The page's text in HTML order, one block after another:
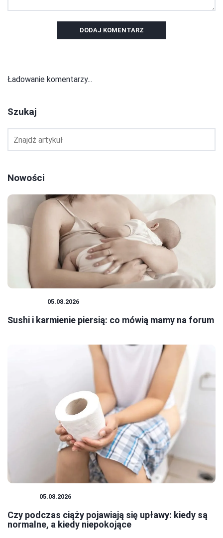
DODAJ KOMENTARZ
Ładowanie komentarzy...
Szukaj
Nowości
05.08.2026
Sushi i karmienie piersią: co mówią mamy na forum
05.08.2026
Czy podczas ciąży pojawiają się upławy: kiedy są
normalne, a kiedy niepokojące